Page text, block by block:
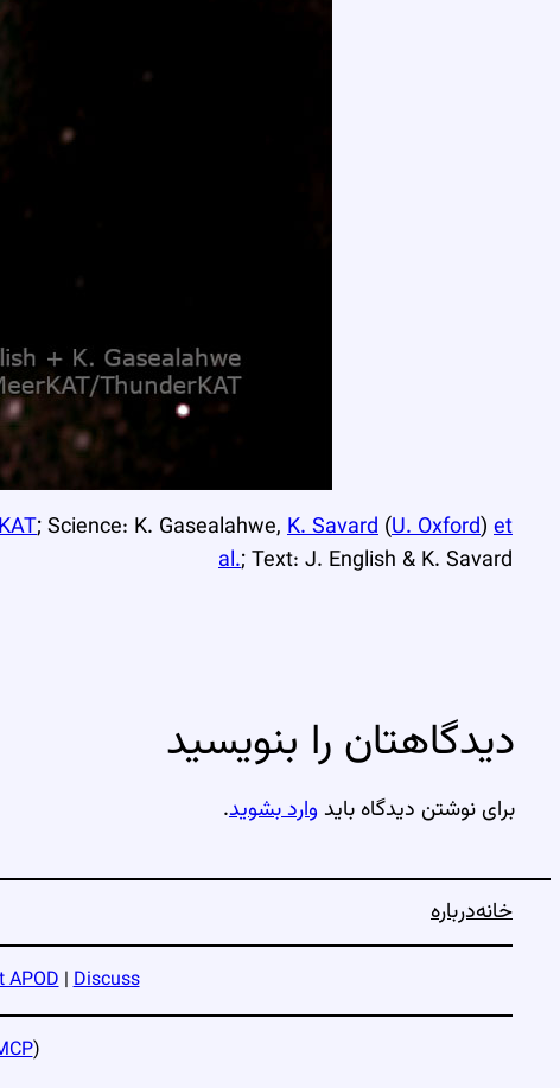
; Science: K. Gasealahwe, K. Savard (U. Oxford) et
al.; Text: J. English & K. Savard
دیدگاهتان را بنویسید
برای نوشتن دیدگاه بایدوارد بشوید.
خانهدرباره
APOD|Discuss
)